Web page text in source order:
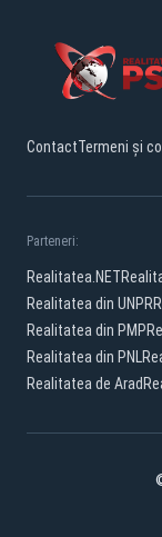
ContactTermeni și
Parteneri:
Realitatea.NET
Realitatea din UNPR
Realitatea din PMP
Realitatea din PNL
Realitatea de Arad